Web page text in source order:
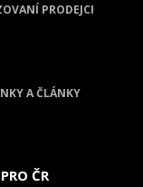
PRODEJCI
A ČLÁNKY
ČR